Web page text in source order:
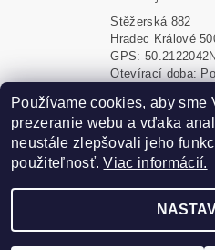
Stěžerská 882
Hradec Králové
GPS:
Otevírací doba:
Shoptet.sk
Vytvoril
Používame cookies, aby sme
prezeranie webu a vďaka
neustále zlepšovali jeho
použiteľnosť.Viac informácií.